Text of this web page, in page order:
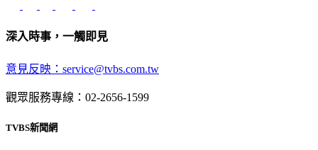
深入時事，一觸即見
意見反映：service@tvbs.com.tw
觀眾服務專線：02-2656-1599
TVBS新聞網